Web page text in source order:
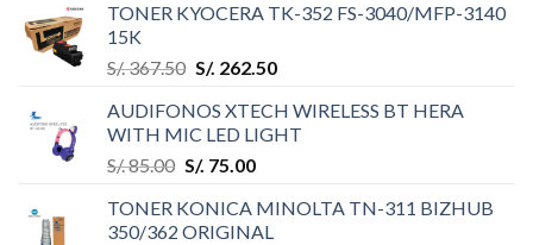
TONER KYOCERA TK-352 FS-3040/MFP-3140
15K
S/.367.50 S/. 262.50
AUDIFONOS XTECH WIRELESS BT HERA
WITH MIC LED LIGHT
S/.85.00 S/. 75.00
TONER KONICA MINOLTA TN-311 BIZHUB
350/362 ORIGINAL